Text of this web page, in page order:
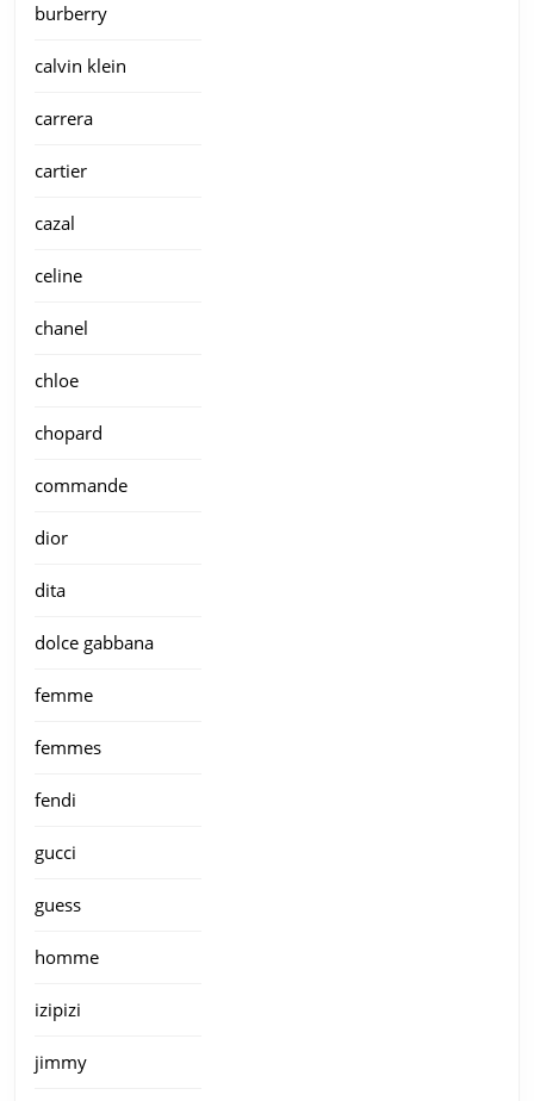
burberry
calvin klein
carrera
cartier
cazal
celine
chanel
chloe
chopard
commande
dior
dita
dolce gabbana
femme
femmes
fendi
gucci
guess
homme
izipizi
jimmy